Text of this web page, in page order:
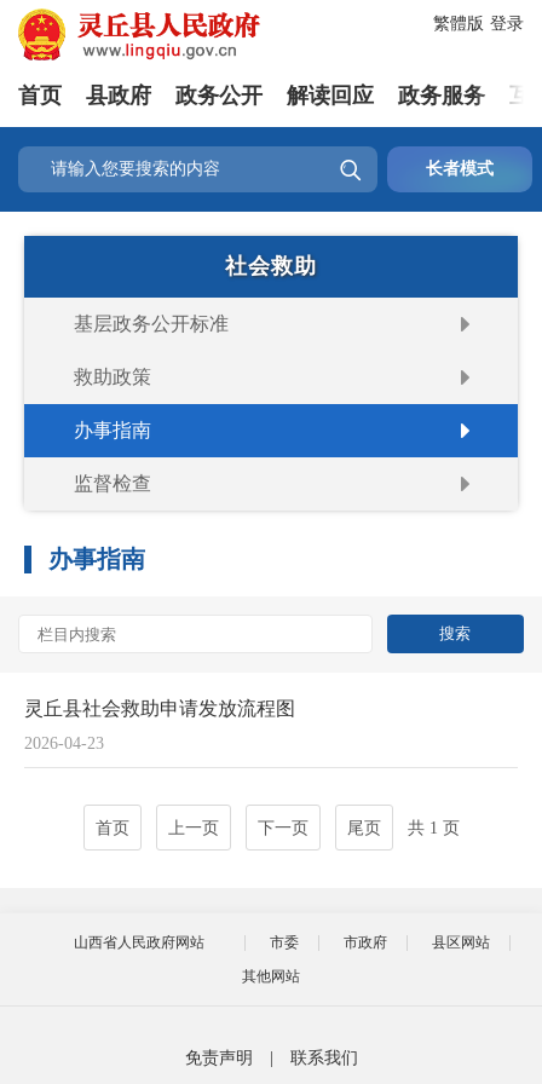
登录
繁體版
首页 县政府 政务公开 解读回应 政务服务 互
 长者模式
社会救助
基层政务公开标准
救助政策
办事指南
监督检查
办事指南
2026-04-23
灵丘县社会救助申请发放流程图
首页 上一页 下一页 尾页 共 1 页
山西省人民政府网站 市委 市政府
县区网站
其他网站
免责声明 联系我们